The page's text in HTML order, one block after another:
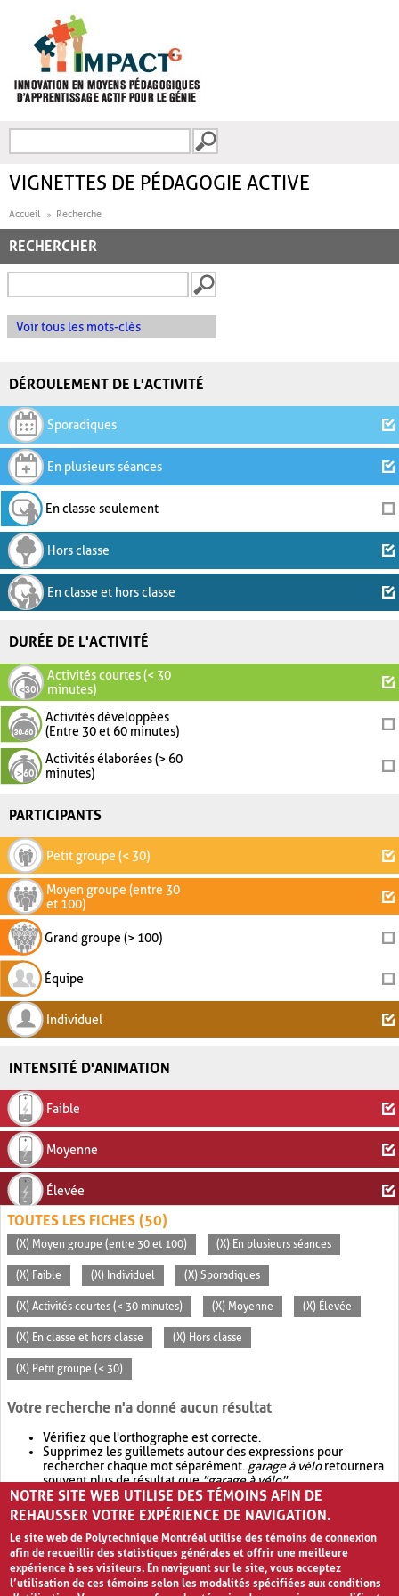
FORMULAIRE DE
VIGNETTES DE PÉDAGOGIE ACTIVE
Accueil Recherche
RECHERCHER
Voir tous les mots-clés
DÉROULEMENT DE L'ACTIVITÉ
Sporadiques
En plusieurs séances
En classe seulement
Hors classe
En classe et hors classe
DURÉE DE L'ACTIVITÉ
Activités courtes (< 30
minutes)
Activités développées
(Entre 30 et 60 minutes)
Activités élaborées (> 60
minutes)
PARTICIPANTS
Petit groupe (< 30)
Moyen groupe (entre 30
et 100)
Grand groupe (> 100)
Équipe
Individuel
INTENSITÉ D'ANIMATION
Faible
Moyenne
Élevée
TOUTES LES FICHES (50)
(X) Moyen groupe (entre 30 et 100) (X) En plusieurs séances
(X) Faible (X) Individuel (X) Sporadiques
(X) Activités courtes (< 30 minutes) (X) Moyenne (X) Élevée
(X) En classe et hors classe (X) Hors classe
(X) Petit groupe (< 30)
Votre recherche n'a donné aucun résultat
Vérifiez que l'orthographe est correcte.
Supprimez les guillemets autour des expressions pour
rechercher chaque mot séparément. garage à véloretournera
souvent plus de résultat que"garage à vélo".
Envisagez d'élargir votre recherche avec OR.garage OR vélo
retournera souvent plus de résultat quegarage à vélo
NOTRE SITE WEB UTILISE DES TÉMOINS AFIN DE
REHAUSSER VOTRE EXPÉRIENCE DE NAVIGATION.
Le site web de Polytechnique Montréal utilise des témoins de connexion
afin de recueillir des statistiques générales et offrir une meilleure
expérience à ses visiteurs. En naviguant sur le site, vous acceptez
l’utilisation de ces témoins selon les modalités spécifiées aux conditions